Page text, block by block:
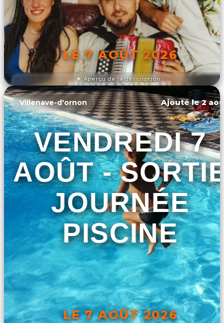
Aperçu de la description
LE 7 AOÛT 2026
DÉCOUVRIR L'ÉVÉNEMENT
Villenave-d'ornon Ajouté le 2
VENDREDI 7
AOÛT -
JOURNÉE
PISCINE
LE 7 AOÛT 2026